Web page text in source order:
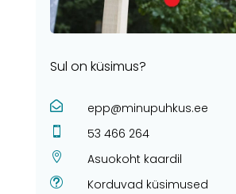
Sul on küsimus?
 epp@minupuhkus.ee
 53 466 264
 Asuokoht kaardil
t Korduvad küsimused